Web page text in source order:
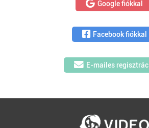
Google fiókkal
Facebook fiókkal
E-mailes